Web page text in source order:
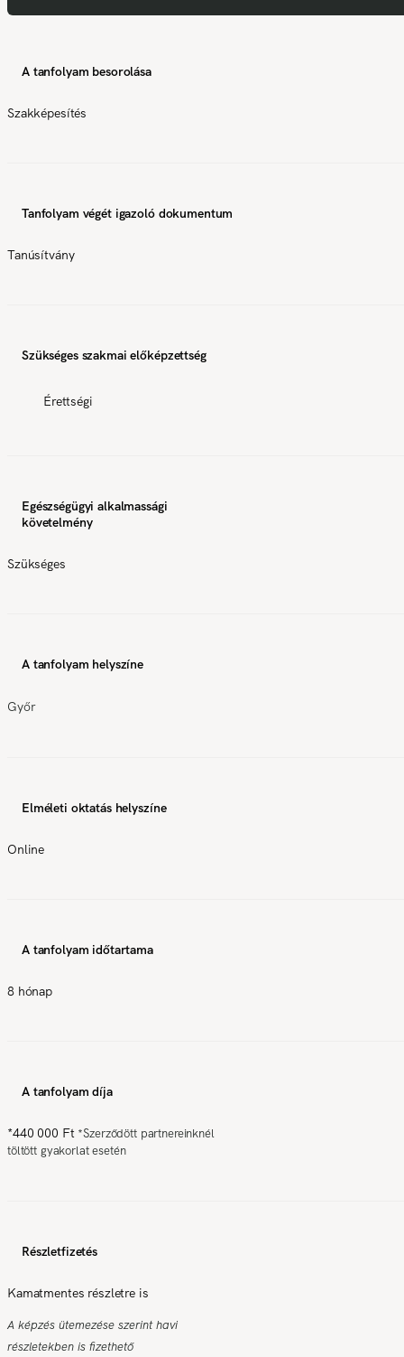
A tanfolyam besorolása
Szakképesítés
Tanfolyam végét igazoló dokumentum
Tanúsítvány
Szükséges szakmai előképzettség
Érettségi
Egészségügyi alkalmassági
követelmény
Szükséges
A tanfolyam helyszíne
Győr
Elméleti oktatás helyszíne
Online
A tanfolyam időtartama
8 hónap
A tanfolyam díja
*440 000 Ft *Szerződött partnereinknél
töltött gyakorlat esetén
Részletfizetés
Kamatmentes részletre is
A képzés ütemezése szerint havi
részletekben is fizethető